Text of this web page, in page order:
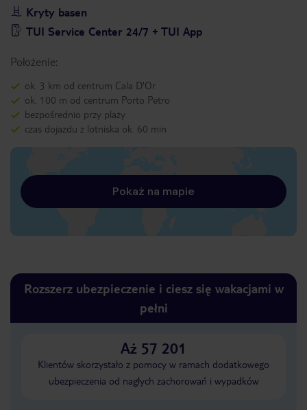
Kryty basen
TUI Service Center 24/7 + TUI App
Położenie:
ok. 3 km od centrum Cala D'Or
ok. 100 m od centrum Porto Petro
bezpośrednio przy plaży
czas dojazdu z lotniska ok. 60 min
Pokaż na mapie
Rozszerz ubezpieczenie i ciesz się wakacjami w
pełni
Aż 57 201
Klientów skorzystało z pomocy w ramach dodatkowego
ubezpieczenia od nagłych zachorowań i wypadków